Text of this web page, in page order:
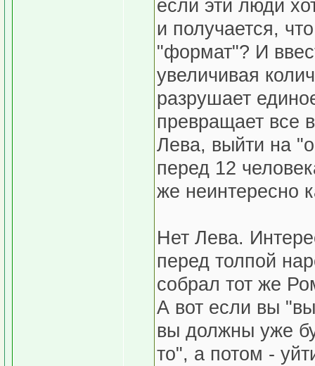
если эти люди
и получается,
"формат"? И
увеличивая
разрушает
превращает все
Лева, выйти на
перед 12
же неинтересно
Нет Лева.
перед толпой
собрал тот же
А вот если вы
вы должны уже
то", а потом -